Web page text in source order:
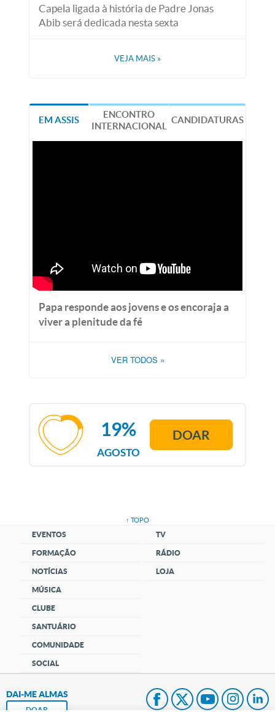
Capela ligada à história de Padre Jonas
Abib será dedicada nesta sexta
VEJA MAIS »
EM ASSIS
ENCONTRO
INTERNACIONAL
CANDIDATURAS
Papa responde aos jovens e os encoraja a
viver a plenitude da fé
VER TODOS »
AGOSTO
19% DOAR
↑ TOPO
EVENTOS
FORMAÇÃO
NOTÍCIAS
MÚSICA
CLUBE
SANTUÁRIO
COMUNIDADE
SOCIAL
TV
RÁDIO
LOJA
DAI-ME ALMAS
DOAR